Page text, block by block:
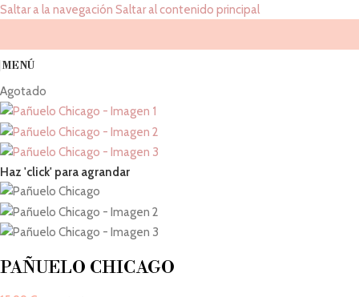
Saltar a la navegación Saltar al contenido principal
MENÚ
Agotado
Haz 'click' para agrandar
PAÑUELO CHICAGO